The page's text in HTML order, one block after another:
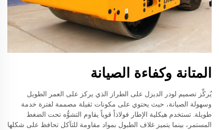
المتانة وكفاءة الصيانة
يُركِّز تصميم لودر الديزل على الطراز الذي يركز على العمر الطويل
وسهولة الصيانة، حيث يحتوي على مكونات ثقيلة مصممة لفترة خدمة
طويلة. تستخدم هيكلية الإطار فولاذاً قوياً يقاوم التشوُّه تحت الضغط
المستمر، بينما يتميز غلاف الطبول بمواد مقاومة للتآكل تحافظ على شكلها